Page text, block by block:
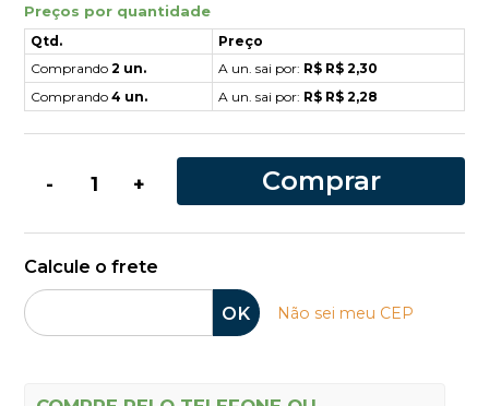
Preços por quantidade
Qtd.
Preço
Comprando 2 un. A un. sai por: R$ R$ 2,30
Comprando 4 un. A un. sai por: R$ R$ 2,28
- + Comprar
Calcule o frete
OK Não sei meu CEP